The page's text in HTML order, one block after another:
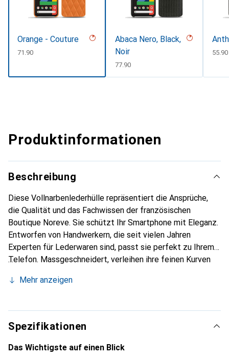
Orange - Couture
CHF
71.90
Abaca Nero, Black,
Noir
CHF
77.90
CHF
55.90
Produktinformationen
Beschreibung
Diese Vollnarbenlederhülle repräsentiert die Ansprüche,
die Qualität und das Fachwissen der französischen
Boutique Noreve. Sie schützt Ihr Smartphone mit Eleganz.
Entworfen von Handwerkern, die seit vielen Jahren
Experten für Lederwaren sind, passt sie perfekt zu Ihrem
Telefon. Massgeschneidert, verleihen ihre feinen Kurven
unverzichtbaren Accessoire Ihres Smartphones.
die Marke Noreve eine sichere Wahl für eine
anspruchsvolle Kundschaft.
Mehr anzeigen
Spezifikationen
Das Wichtigste auf einen Blick